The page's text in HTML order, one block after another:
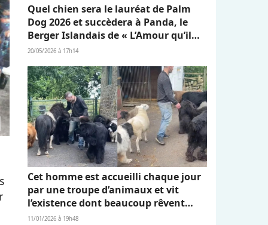
Quel chien sera le lauréat de Palm
Dog 2026 et succèdera à Panda, le
Berger Islandais de « L’Amour qu’il
nous reste » ?
20/05/2026 à 17h14
Cet homme est accueilli chaque jour
par une troupe d’animaux et vit
l’existence dont beaucoup rêvent
(vidéo)
11/01/2026 à 19h48